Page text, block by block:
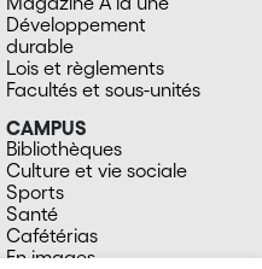
Développement
durable
Lois et règlements
Facultés et sous-unités
CAMPUS
Bibliothèques
Culture et vie sociale
Sports
Santé
Cafétérias
En images